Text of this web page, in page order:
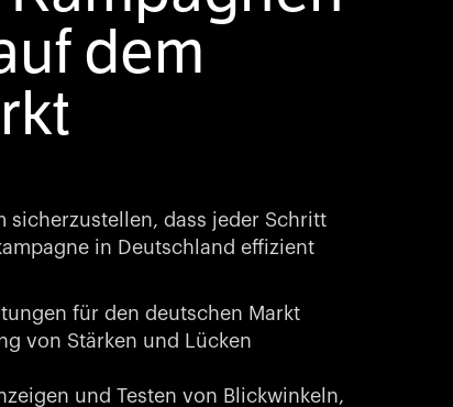
dem
sicherzustellen, dass jeder Schritt
in Deutschland effizient
für den deutschen Markt
von Stärken und Lücken
und Testen von Blickwinkeln,